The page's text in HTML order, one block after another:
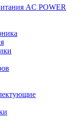
AC POWER